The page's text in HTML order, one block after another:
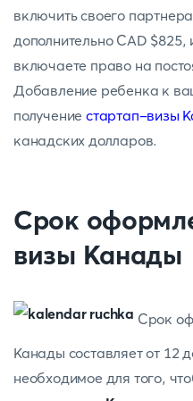
включить своего
дополнительно CAD
включаете право на
Добавление ребенка к
получениестартап-визы
канадских долларов.
Срок
визы Канады
Срок
Канады составляет от 12
необходимое для того,